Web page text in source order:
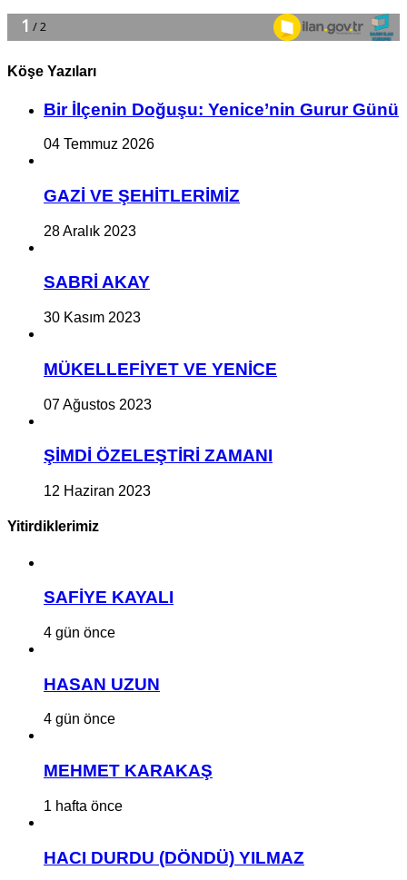
Köşe Yazıları
Bir İlçe­nin Do­ğu­şu: Ye­ni­ce’nin Gurur Günü
04 Temmuz 2026
GAZİ VE ŞEHİTLERİMİZ
28 Aralık 2023
SABRİ AKAY
30 Kasım 2023
MÜKELLEFİYET VE YENİCE
07 Ağustos 2023
ŞİMDİ ÖZELEŞTİRİ ZAMANI
12 Haziran 2023
Yitirdiklerimiz
SAFİYE KAYALI
4 gün önce
HASAN UZUN
4 gün önce
MEHMET KARAKAŞ
1 hafta önce
HACI DURDU (DÖNDÜ) YILMAZ